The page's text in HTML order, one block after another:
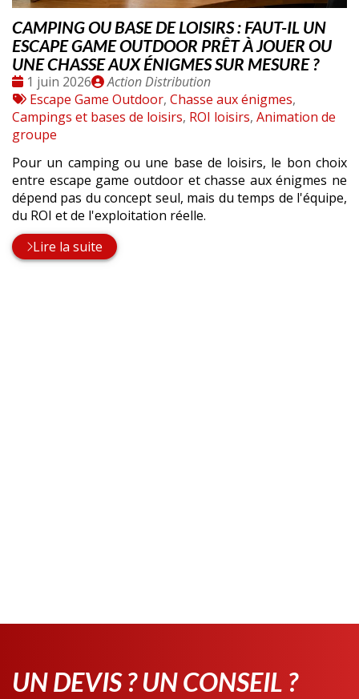
CAMPING OU BASE DE LOISIRS : FAUT-IL UN
ESCAPE GAME OUTDOOR PRÊT À JOUER OU
UNE CHASSE AUX ÉNIGMES SUR MESURE ?
Date
:
1 juin 2026
Publié
par
Action Distribution
Tags
:
Escape Game Outdoor, Chasse aux énigmes,
Campings et bases de loisirs, ROI loisirs, Animation de
groupe
Pour un camping ou une base de loisirs, le bon choix
entre escape game outdoor et chasse aux énigmes ne
dépend pas du concept seul, mais du temps de l'équipe,
du ROI et de l'exploitation réelle.
Lire la suite
UN DEVIS ? UN CONSEIL ?